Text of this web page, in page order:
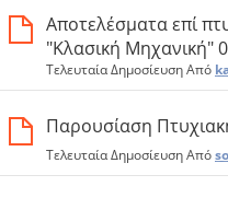
Αποτελέσματα επί
"Κλασική Μηχανική"
Τελευταία Δημοσίευση Από
Παρουσίαση
Τελευταία Δημοσίευση Από